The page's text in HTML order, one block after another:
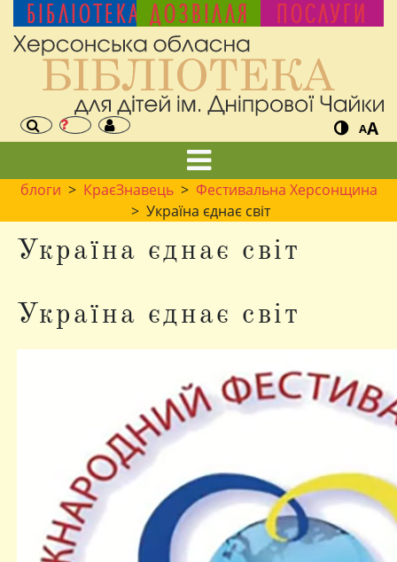
БІБЛІОТЕКА ДОЗВІЛЛЯ ПОСЛУГИ
AA
блоги > КраєЗнавець> Фестивальна Херсонщина
> Україна єднає світ
Україна єднає світ
Україна єднає світ